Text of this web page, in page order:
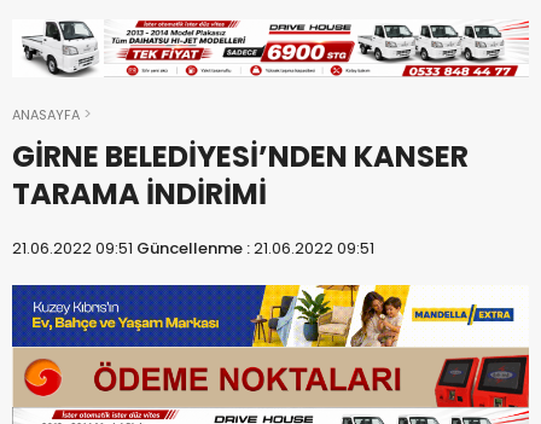
ANASAYFA
GİRNE BELEDİYESİ’NDEN KANSER
TARAMA İNDİRİMİ
21.06.2022 09:51 Güncellenme :21.06.2022 09:51